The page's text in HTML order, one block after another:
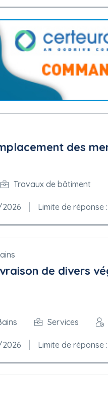
des
Travaux de bâtiment
2026 Limite de réponse :
de divers
Services
2026 Limite de réponse :